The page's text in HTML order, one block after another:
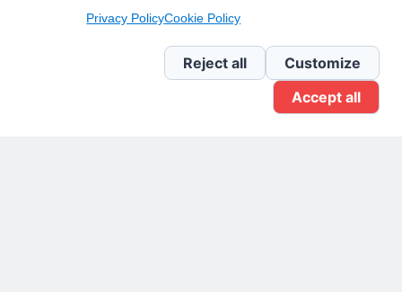
Newsletter Linkedin
Privacy PolicyCookie Policy
Reject all
Customize
Accept all